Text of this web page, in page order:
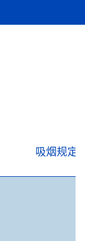
吸烟规定